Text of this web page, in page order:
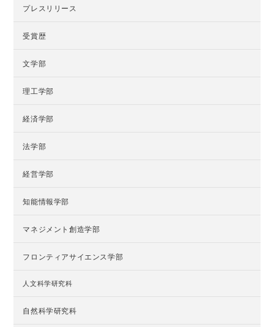
プレスリリース
受賞歴
文学部
理工学部
経済学部
法学部
経営学部
知能情報学部
マネジメント創造学部
フロンティアサイエンス学部
人文科学研究科
自然科学研究科